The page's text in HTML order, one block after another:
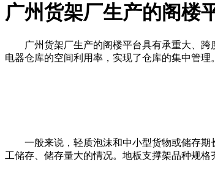
广州货架厂生产的阁楼
广州货架厂生产的阁楼平台具有承重大、跨
电器仓库的空间利用率，实现了仓库的集中管理。
一般来说，轻质泡沫和中小型货物或储存期
工储存、储存量大的情况。地板支撑架品种规